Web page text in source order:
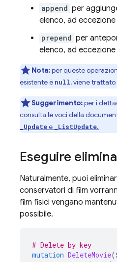
append per
elenco, ad
prepend per
elenco, ad
Nota:per queste
esistente è null, viene
Suggerimento:per i
consulta le voci della
_Updatee _ListUpdate.
Eseguire
Naturalmente, puoi
conservatori di film
film fisici vengano
possibile.
# Delete by key
mutation DeleteMovie(